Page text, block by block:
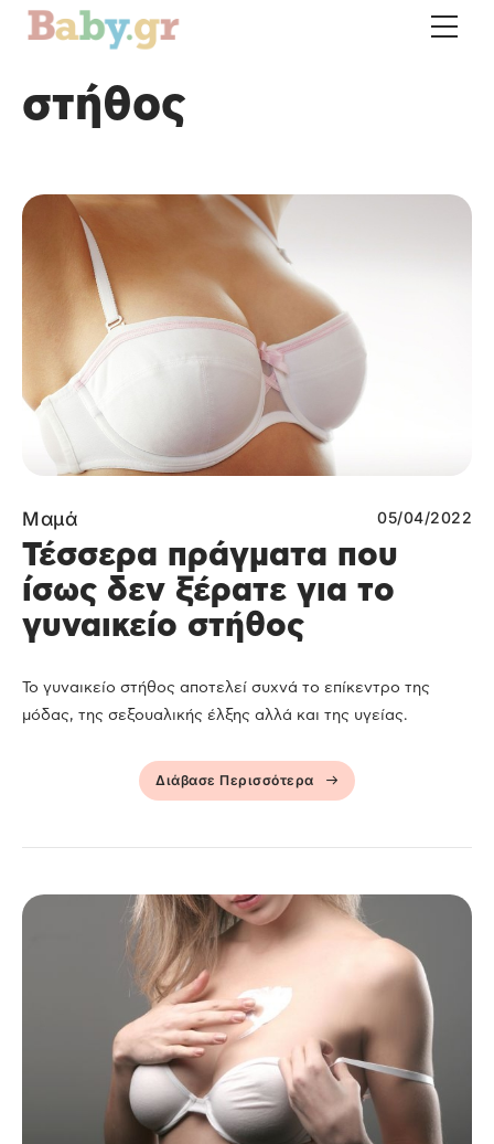
στήθος
Μαμά 05/04/2022
Τέσσερα πράγματα που
ίσως δεν ξέρατε για το
γυναικείο στήθος
Το γυναικείο στήθος αποτελεί συχνά το επίκεντρο της
μόδας, της σεξουαλικής έλξης αλλά και της υγείας.
Διάβασε Περισσότερα